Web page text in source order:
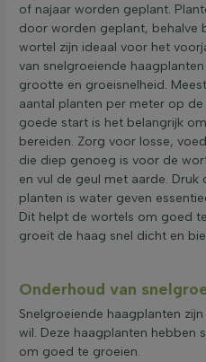
of najaar worden geplant.
door worden geplant, behalve
wortel zijn ideaal voor het
van snelgroeiende
grootte en groeisnelheid.
aantal planten per meter op
goede start is het belangrijk
bereiden. Zorg voor losse,
die diep genoeg is voor de
en vul de geul met aarde.
planten is water geven
Dit helpt de wortels om goed
groeit de haag snel dicht en
Onderhoud van
Snelgroeiende haagplanten
wil. Deze haagplanten hebben
om goed te groeien.